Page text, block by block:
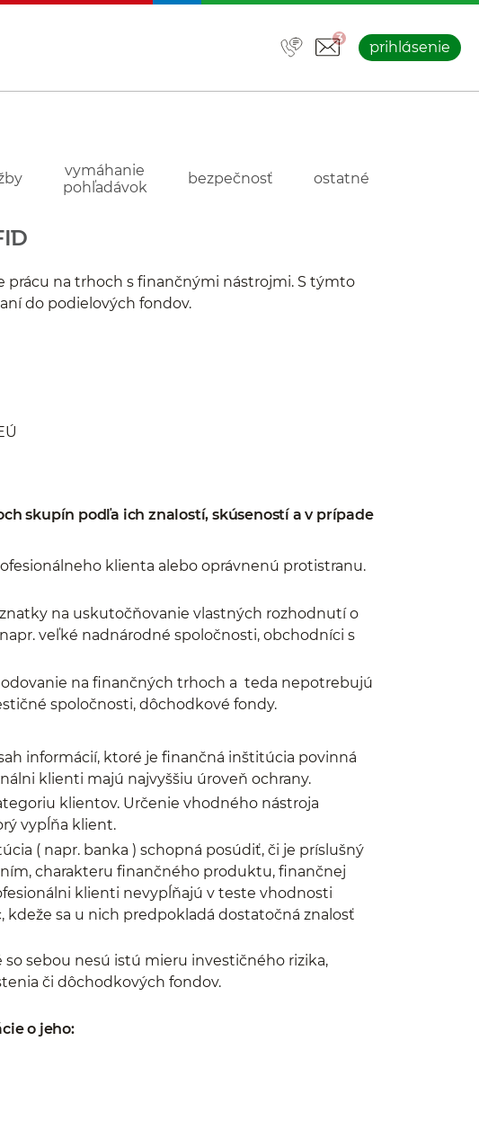
3
prihlásenie
vymáhanie
pohľadávok
bezpečnosť ostatné
prácu na trhoch s finančnými nástrojmi. S týmto
do podielových fondov.
skupín podľa ich znalostí, skúseností a v prípade
klienta alebo oprávnenú protistranu.
na uskutočňovanie vlastných rozhodnutí o
veľké nadnárodné spoločnosti, obchodníci s
na finančných trhoch a teda nepotrebujú
spoločnosti, dôchodkové fondy.
informácií, ktoré je finančná inštitúcia povinná
klienti majú najvyššiu úroveň ochrany.
klientov. Určenie vhodného nástroja
vypĺňa klient.
( napr. banka ) schopná posúdiť, či je príslušný
charakteru finančného produktu, finančnej
klienti nevypĺňajú v teste vhodnosti
sa u nich predpokladá dostatočná znalosť
sebou nesú istú mieru investičného rizika,
či dôchodkových fondov.
o jeho: